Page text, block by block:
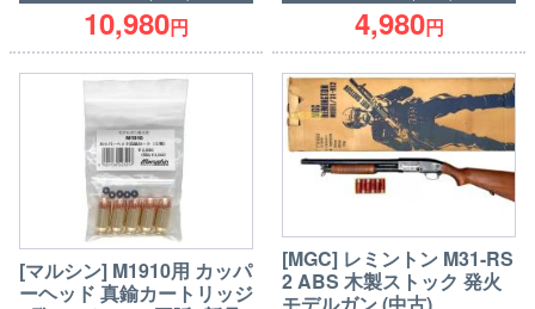
10,980円 4,980円
[マルシン] M1910用 カッパ
ーヘッド 真鍮カートリッジ
[MGC] レミントン M31-RS
2 ABS 木製ストック 発火